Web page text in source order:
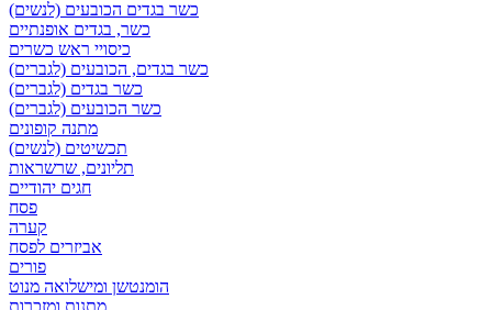
כשר בגדים הכובעים (לנשים)
כשר, בגדים אופנתיים
כיסויי ראש כשרים
כשר בגדים, הכובעים (לגברים)
כשר בגדים (לגברים)
כשר הכובעים (לגברים)
מתנה קופונים
תכשיטים (לנשים)
תליונים, שרשראות
חגים יהודיים
פסח
קערה
אביזרים לפסח
פורים
הומנטשן ומישלואה מנוט
מתנות ומזכרות